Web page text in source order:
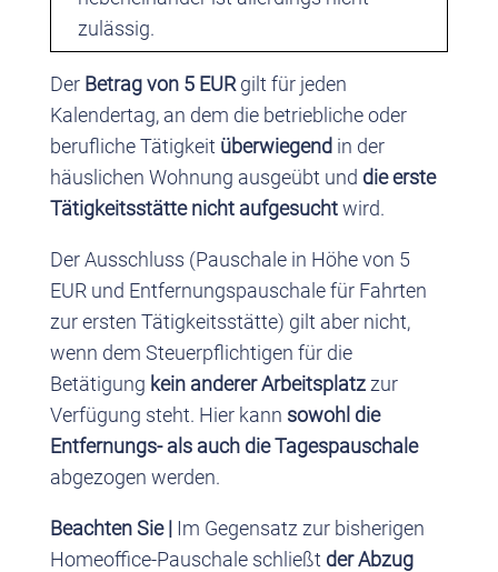
zulässig.
Der Betrag von 5 EURgilt für jeden
Kalendertag, an dem die betriebliche oder
berufliche Tätigkeit überwiegend in der
häuslichen Wohnung ausgeübt und die erste
Tätigkeitsstätte nicht aufgesuchtwird.
Der Ausschluss (Pauschale in Höhe von 5
EUR und Entfernungspauschale für Fahrten
zur ersten Tätigkeitsstätte) gilt aber nicht,
wenn dem Steuerpflichtigen für die
Betätigung kein anderer Arbeitsplatzzur
Verfügung steht. Hier kann sowohl die
Entfernungs- als auch die Tagespauschale
abgezogen werden.
Beachten Sie | Im Gegensatz zur bisherigen
Homeoffice-Pauschale schließt der Abzug